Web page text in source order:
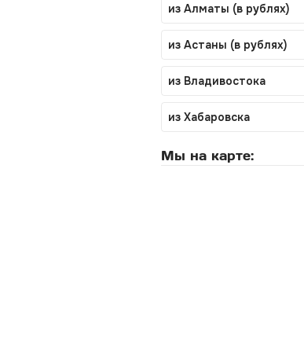
из Алматы (в рублях)
из Астаны (в рублях)
из Владивостока
из Хабаровска
Мы на карте: